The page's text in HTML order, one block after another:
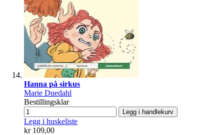
Hanna på sirkus
Marie Duedahl
Bestillingsklar
Legg i handlekurv
Legg i huskeliste
kr 109,00